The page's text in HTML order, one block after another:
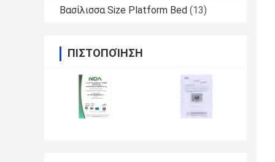
Βασίλισσα Size Platform Bed (13)
ΠΙΣΤΟΠΟΊΗΣΗ